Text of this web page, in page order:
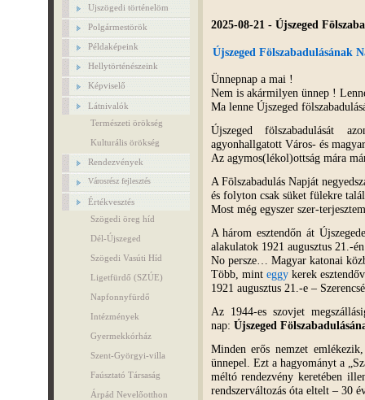
Ujszögedi történelöm
Polgármestörök
Példaképeink
Hellytörténészeink
Képviselő
Látnivalók
Természeti örökség
Kulturális örökség
Rendezvények
Városrész fejlesztés
Értékvesztés
Szögedi öreg híd
Dél-Újszeged
Szögedi Vasúti Híd
Ligetfürdő (SZÚE)
Napfonnyfürdő
Intézmények
Gyermekkórház
Szent-Györgyi-villa
Faúsztató Társaság
Árpád Nevelőotthon
2025-08-21 - Újszeged
Újszeged Fölszabadulásának
Ünnepnap a mai !
Nem is akármilyen ünnep !
Ma lenne Újszeged
Újszeged fölszabadulását
agyonhallgatott Város- és
Az agymos(lékol)ottság mára
A Fölszabadulás Napját
és folyton csak süket fülekre
Most még egyszer szer-
A három esztendőn át
alakulatok 1921 augusztus 21.-
No persze… Magyar katonai
Több, mint eggykerek
1921 augusztus 21.-e –
Az 1944-es szovjet
nap: Újszeged
Minden erős nemzet
ünnepel. Ezt a hagyományt a
méltó rendezvény keretében
rendszerváltozás óta eltelt – 30